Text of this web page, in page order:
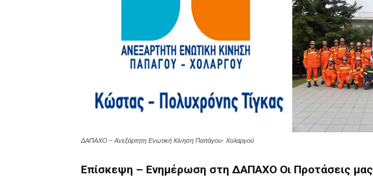
ΔΑΠΑΧΟ – Ανεξάρτητη Ενωτική Κίνηση Παπάγου- Χολαργού
Επίσκεψη – Ενημέρωση στη ΔΑΠΑΧΟ Οι Προτάσεις μας